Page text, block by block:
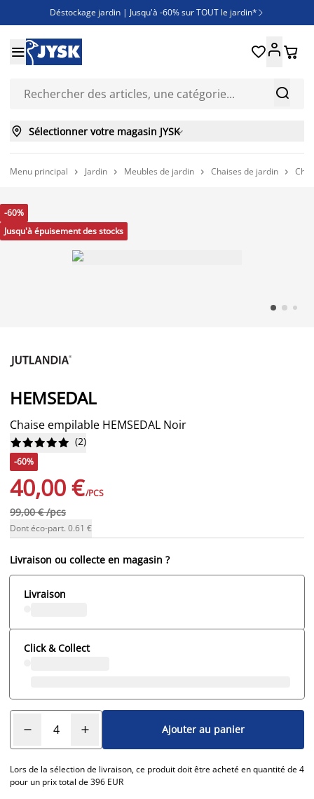
Déstockage jardin | Jusqu'à -60% sur TOUT le jardin* 
Jusqu'à -50% sur une sélection literie
Découvrez les nouveautés de la collection


 
 Sélectionner votre magasin JYSK
Menu principal  Jardin  Meubles de jardin  Chaises de jardin 
-60%
Jusqu'à épuisement des stocks
HEMSEDAL
Chaise empilable HEMSEDAL Noir





 (2)
-60%
40,00 €/PCS
99,00 € /pcs
Dont éco-part. 0.61 €
Livraison ou collecte en magasin ?
Livraison
Click & Collect
Ajouter au panier
Lors de la sélection de livraison, ce produit doit être acheté en quantité de 4
pour un prix total de 396 EUR